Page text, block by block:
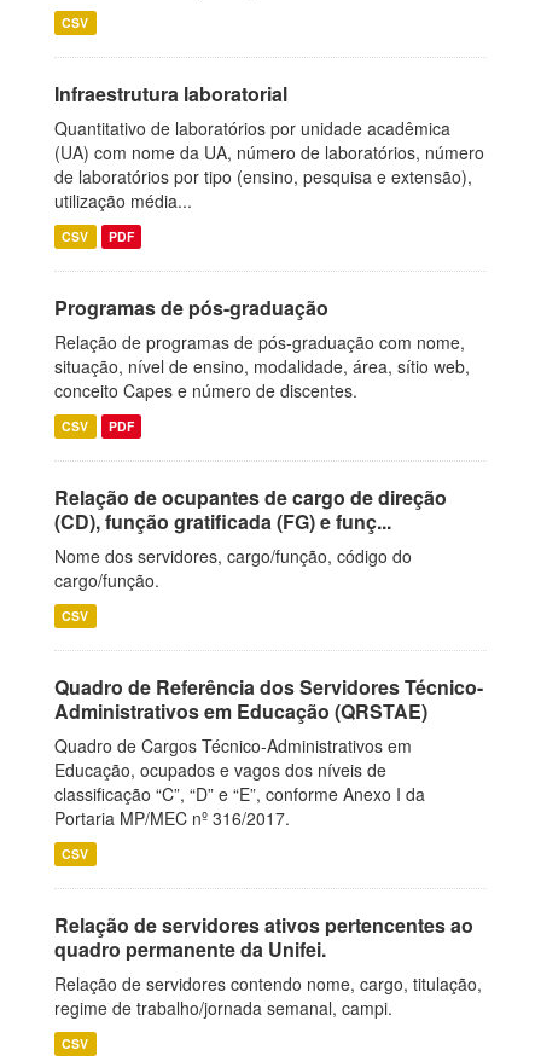
CSV
Infraestrutura laboratorial
Quantitativo de laboratórios por unidade acadêmica
(UA) com nome da UA, número de laboratórios, número
de laboratórios por tipo (ensino, pesquisa e extensão),
utilização média...
CSV PDF
Programas de pós-graduação
Relação de programas de pós-graduação com nome,
situação, nível de ensino, modalidade, área, sítio web,
conceito Capes e número de discentes.
CSV PDF
Relação de ocupantes de cargo de direção
(CD), função gratificada (FG) e funç...
Nome dos servidores, cargo/função, código do
cargo/função.
CSV
Quadro de Referência dos Servidores Técnico-
Administrativos em Educação (QRSTAE)
Quadro de Cargos Técnico-Administrativos em
Educação, ocupados e vagos dos níveis de
classificação “C”, “D” e “E”, conforme Anexo I da
Portaria MP/MEC nº 316/2017.
CSV
Relação de servidores ativos pertencentes ao
quadro permanente da Unifei.
Relação de servidores contendo nome, cargo, titulação,
regime de trabalho/jornada semanal, campi.
CSV